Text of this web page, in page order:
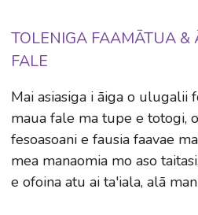
TOLENIGA FAAMĀTUA
FALE
Mai asiasiga i āiga o ulugalii
maua fale ma tupe e totogi,
fesoasoani e fausia faavae
mea manaomia mo aso
e ofoina atu ai ta'iala, alā